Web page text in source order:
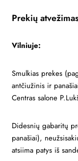
Prekių
Vilniuje:
Smulkias prekes
antčiužinis ir
Centras salone
Didesnių gabaritų
panašiai),
atsiima patys iš